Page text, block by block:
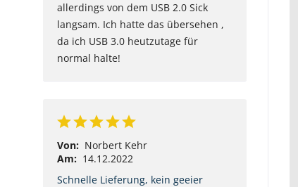
allerdings von dem USB 2.0 Sick
langsam. Ich hatte das übersehen ,
da ich USB 3.0 heutzutage für
normal halte!
Von: Norbert Kehr
Am: 14.12.2022
Schnelle Lieferung, kein geeier